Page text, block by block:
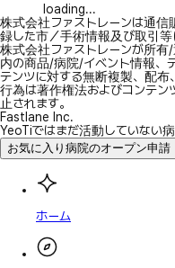
loading...
株式会社ファストレーンは通
録した市／手術情報及び取引等
株式会社ファストレーンが所有
内の商品/病院/イベント情報、
テンツに対する無断複製、配布
行為は著作権法およびコンテ
止されます。
Fastlane Inc.
YeoTiではまだ活動していない病
お気に入り病院のオープン申請
ホーム